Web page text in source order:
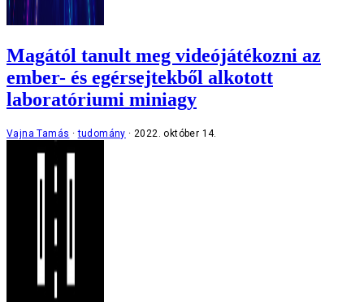
Magától tanult meg videójátékozni az
ember- és egérsejtekből alkotott
laboratóriumi miniagy
Vajna Tamás tudomány 2022. október 14.